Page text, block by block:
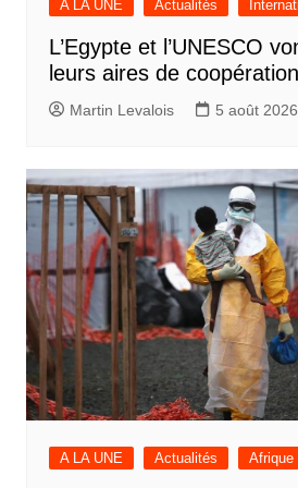
A LA UNE Actualités
L’Egypte et l’UNESCO
leurs aires de coopération
Martin Levalois 5 août 2026
A LA UNE Actualités Afrique